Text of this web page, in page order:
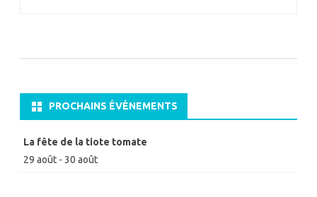
PROCHAINS ÉVÉNEMENTS
La fête de la tiote tomate
29 août - 30 août